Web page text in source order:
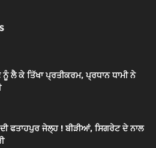
ਨੂੰ ਲੈ ਕੇ ਤਿੱਖਾ ਪ੍ਰਤੀਕਰਮ, ਪ੍ਰਧਾਨ ਧਾਮੀ ਨੇ
ਫਤਾਹਪੁਰ ਜੇਲ੍ਹ ! ਬੀੜੀਆਂ, ਸਿਗਰੇਟ ਦੇ ਨਾਲ